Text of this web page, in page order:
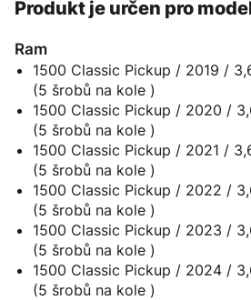
Produkt je určen pro
Ram
1500 Classic Pickup / 2019 / 3,6L 4WD / DS -model
(5 šrobů na kole )
1500 Classic Pickup / 2020 / 3,6L 4WD / DS -model
(5 šrobů na kole )
1500 Classic Pickup / 2021 / 3,6L 4WD / DS -model
(5 šrobů na kole )
1500 Classic Pickup / 2022 / 3,6L 4WD / DS -model
(5 šrobů na kole )
1500 Classic Pickup / 2023 / 3,6L 4WD / DS -model
(5 šrobů na kole )
1500 Classic Pickup / 2024 / 3,6L 4WD / DS -model
(5 šrobů na kole )